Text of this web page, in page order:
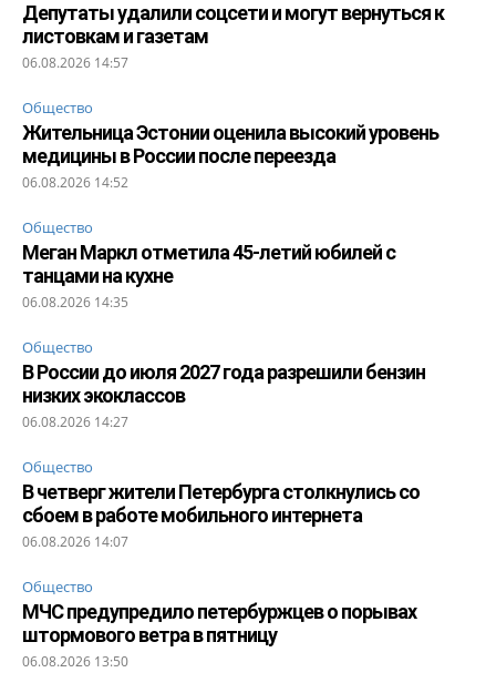
Депутаты удалили соцсети и могут вернуться к
листовкам и газетам
06.08.2026 14:57
Общество
Жительница Эстонии оценила высокий уровень
медицины в России после переезда
06.08.2026 14:52
Общество
Меган Маркл отметила 45-летий юбилей с
танцами на кухне
06.08.2026 14:35
Общество
В России до июля 2027 года разрешили бензин
низких экоклассов
06.08.2026 14:27
Общество
В четверг жители Петербурга столкнулись со
сбоем в работе мобильного интернета
06.08.2026 14:07
Общество
МЧС предупредило петербуржцев о порывах
штормового ветра в пятницу
06.08.2026 13:50